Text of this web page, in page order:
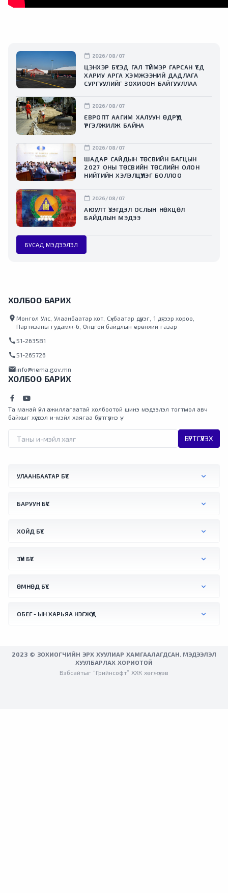
calendar_today 2026/08/07
ЦЭНХЭР БҮСЭД ГАЛ ТҮЙМЭР ГАРСАН ҮЕД
ХАРИУ АРГА ХЭМЖЭЭНИЙ ДАДЛАГА
СУРГУУЛИЙГ ЗОХИООН БАЙГУУЛЛАА
calendar_today 2026/08/07
ЕВРОПТ ААГИМ ХАЛУУН ӨДРҮҮД
ҮРГЭЛЖИЛЖ БАЙНА
calendar_today 2026/08/07
ШАДАР САЙДЫН ТӨСВИЙН БАГЦЫН
2027 ОНЫ ТӨСВИЙН ТӨСЛИЙН ОЛОН
НИЙТИЙН ХЭЛЭЛЦҮҮЛЭГ БОЛЛОО
calendar_today 2026/08/07
АЮУЛТ ҮЗЭГДЭЛ ОСЛЫН НӨХЦӨЛ
БАЙДЛЫН МЭДЭЭ
БУСАД МЭДЭЭЛЭЛ
ХОЛБОО БАРИХ
location_on Монгол Улс, Улаанбаатар хот, Сүхбаатар дүүрэг, 1 дүгээр хороо,
Партизаны гудамж-6, Онцгой байдлын ерөнхий газар
call 51-263581
call 51-265726
mailinfo@nema.gov.mn
ХОЛБОО БАРИХ
Та манай үйл ажиллагаатай холбоотой шинэ мэдээлэл тогтмол авч
байхыг хүсвэл и-мэйл хаягаа бүртгүүлнэ үү.
БҮРТГҮҮЛЭХ
УЛААНБААТАР БҮС
БАРУУН БҮС
ХОЙД БҮС
ЗҮҮН БҮС
ӨМНӨД БҮС
ОБЕГ - ЫН ХАРЬЯА НЭГЖҮҮД
2023 © ЗОХИОГЧИЙН ЭРХ ХУУЛИАР ХАМГААЛАГДСАН. МЭДЭЭЛЭЛ
ХУУЛБАРЛАХ ХОРИОТОЙ
Вэбсайтыг “Грийнсофт” ХХК хөгжүүлэв